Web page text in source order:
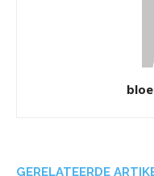
GERELATEERDE